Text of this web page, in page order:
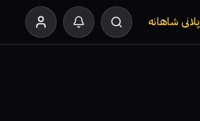
پلانی شاهانە